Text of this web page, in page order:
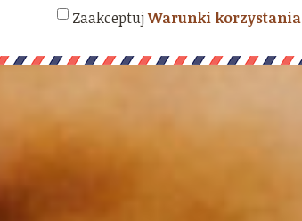
Zaakceptuj Warunki korzystania